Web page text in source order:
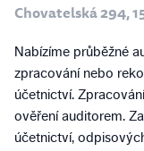
Chovatelská 294,
Nabízíme průběžné
zpracování nebo
účetnictví.
ověření auditorem.
účetnictví,